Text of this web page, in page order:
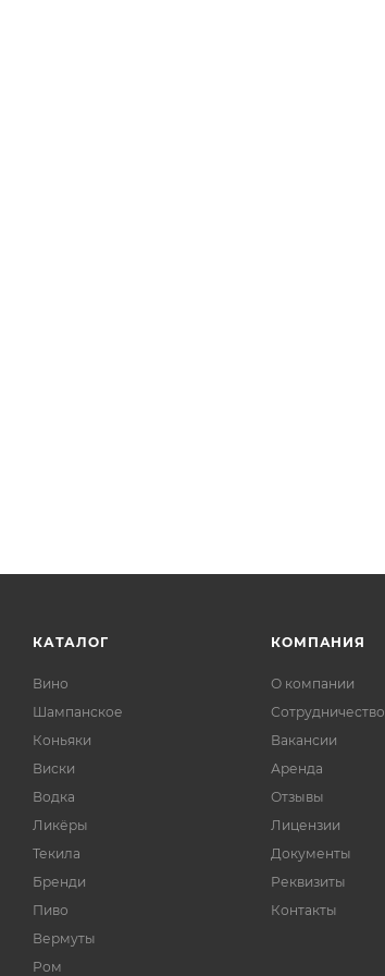
КАТАЛОГ
Вино
Шампанское
Коньяки
Виски
Водка
Ликёры
Текила
Бренди
Пиво
Вермуты
Ром
КОМПАНИЯ
О компании
Сотрудничество
Вакансии
Аренда
Отзывы
Лицензии
Документы
Реквизиты
Контакты